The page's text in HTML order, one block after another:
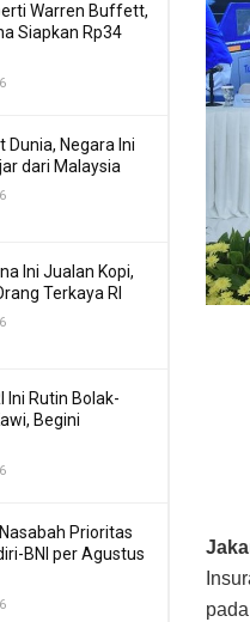
Warren Buffett,
Siapkan Rp34
Dunia, Negara Ini
dari Malaysia
Ini Jualan Kopi,
Terkaya RI
Ini Rutin Bolak-
Begini
Prioritas
BNI per Agustus